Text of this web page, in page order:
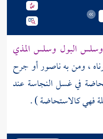
وسلس البول وسلس المذي
، ومن به ناصور أو جرح
في غسل النجاسة عند
فهي كالاستحاضة ) .